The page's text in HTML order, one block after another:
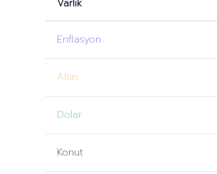
Varlık
Enflasyon
Altın
Dolar
Konut